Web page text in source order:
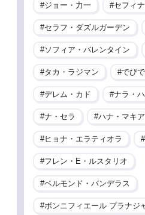
ジョー・力一 セフィナ
セラフ・ダズルガーデン
ソフィア・バレンタイン
タカ・ラジマン でび
デレム・カド ナラ・
ナ・セラ ハナ・マキア
ヒョナ・エラティオラ
フレン・E・ルスタリオ
ベルモンド・バンデラス
ボンニフィエール プラナジ